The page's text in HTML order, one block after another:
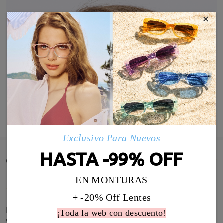
MOSTRAR MÁS
Comentarios de Clientes(40)
El marco en mi caso me queda perfecto tal como
viene ajustado. Además es muy cómodo de llevar.
×
Exclusivo Para Nuevos
HASTA -99% OFF
EN MONTURAS
+ -20% Off Lentes
¡Toda la web con descuento!